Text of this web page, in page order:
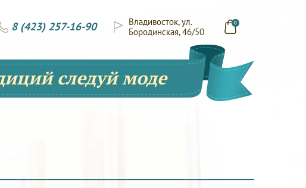
0
Владивосток, ул.
Бородинская, 46/50
8 (423) 257-16-90
следуй моде